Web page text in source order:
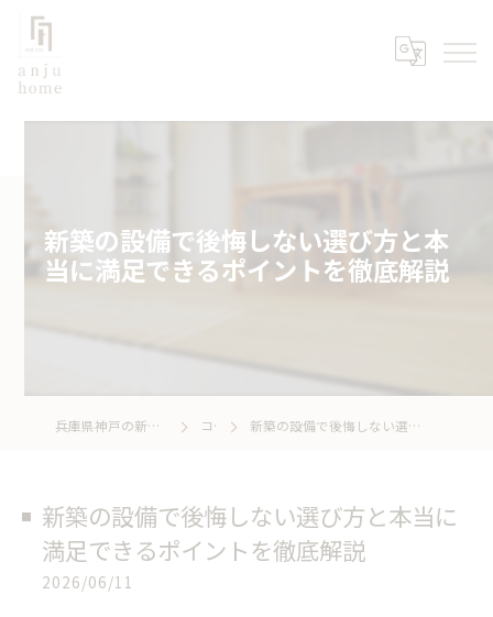
新築の設備で後悔しない選び方と本
当に満足できるポイントを徹底解説
兵庫県神戸の新築なら株式会社あんじゅホーム コラム 新築の設備で後悔しない選び方と本当に満足できるポイントを徹底解説
新築の設備で後悔しない選び方と本当に
満足できるポイントを徹底解説
2026/06/11